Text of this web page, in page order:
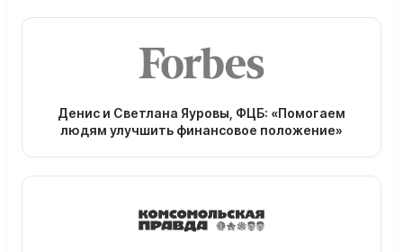
Денис и Светлана Яуровы, ФЦБ: «Помогаем
людям улучшить финансовое положение»